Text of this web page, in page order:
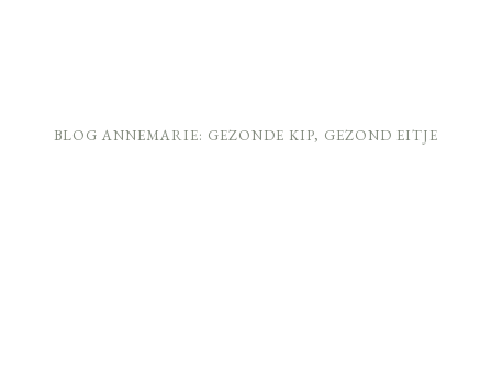
BLOG ANNEMARIE: GEZONDE KIP, GEZOND EITJE